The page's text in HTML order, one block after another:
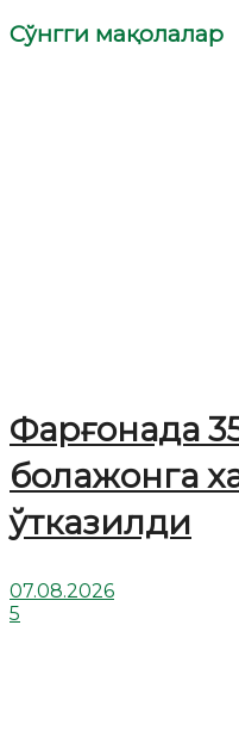
Сўнгги мақолалар
Фарғонада
болажонга
ўтказилди
07.08.2026
5